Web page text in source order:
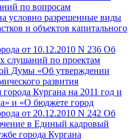
по вопросам
условно разрешенные виды
и объектов капитального
от 10.12.2010 N 236 Об
слушаний по проектам
Думы «Об утверждении
развития
Кургана на 2011 год и
и «О бюджете город
от 20.12.2010 N 242 Об
в Единый кадровый
города Кургана